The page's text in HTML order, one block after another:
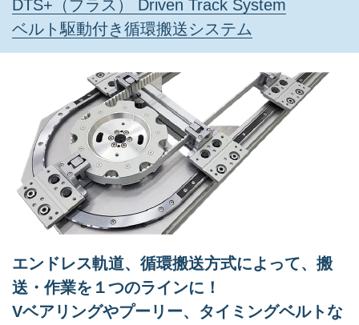
DTS+（プラス） Driven Track System
ベルト駆動付き循環搬送システム
エンドレス軌道、循環搬送方式によって、搬
送・作業を１つのラインに！
Vベアリングやプーリー、タイミングベルトな